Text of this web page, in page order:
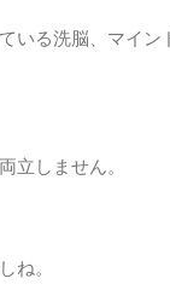
いる洗脳、マイン
立しません。
ね。